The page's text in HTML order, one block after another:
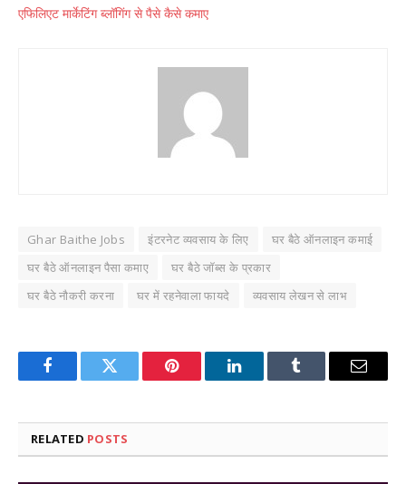
एफिलिएट मार्केटिंग ब्लॉगिंग से पैसे कैसे कमाए
Ghar Baithe Jobs इंटरनेट व्यवसाय के लिए
घर बैठे ऑनलाइन कमाई
घर बैठे ऑनलाइन पैसा कमाए
घर बैठे जॉब्स के प्रकार
घर बैठे नौकरी करना
घर में रहनेवाला फायदे व्यवसाय लेखन से लाभ
FacebookTwitter Pinterest LinkedInTumblr Email
RELATED POSTS